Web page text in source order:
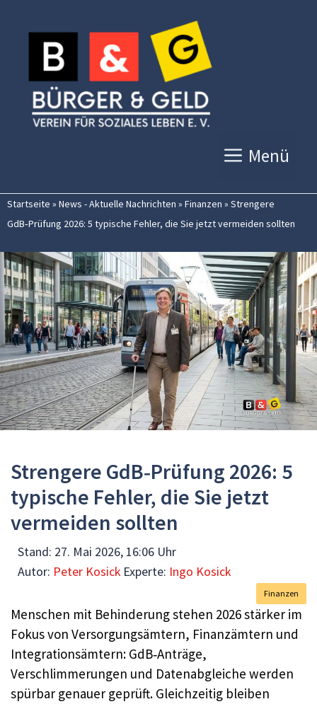
Inhalt
springen
Menü
Startseite » News - Aktuelle Nachrichten » Finanzen » Strengere
GdB‑Prüfung 2026: 5 typische Fehler, die Sie jetzt vermeiden sollten
Strengere GdB‑Prüfung 2026: 5
typische Fehler, die Sie jetzt
vermeiden sollten
Stand: 27. Mai 2026, 16:06 Uhr
Autor: Peter Kosick Experte: Ingo Kosick
Finanzen
Menschen mit Behinderung stehen 2026 stärker im
Fokus von Versorgungsämtern, Finanzämtern und
Integrationsämtern: GdB‑Anträge,
Verschlimmerungen und Datenabgleiche werden
spürbar genauer geprüft. Gleichzeitig bleiben